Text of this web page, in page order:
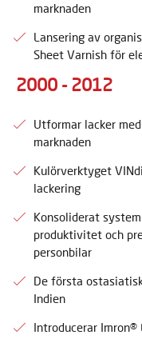
marknaden
Lansering av
Sheet Varnish för
2000 - 2012
Utformar lacker
marknaden
Kulörverktyget
lackering
Konsoliderat
produktivitet och
personbilar
De första
Indien
Introducerar